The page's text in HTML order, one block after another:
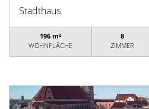
Stadthaus
196 m²
WOHNFLÄCHE
8
ZIMMER